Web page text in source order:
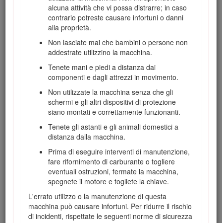
alcuna attività che vi possa distrarre; in caso
contrario potreste causare infortuni o danni
alla proprietà.
Non lasciate mai che bambini o persone non
addestrate utilizzino la macchina.
Tenete mani e piedi a distanza dai
componenti e dagli attrezzi in movimento.
Non utilizzate la macchina senza che gli
schermi e gli altri dispositivi di protezione
siano montati e correttamente funzionanti.
Tenete gli astanti e gli animali domestici a
distanza dalla macchina.
Prima di eseguire interventi di manutenzione,
fare rifornimento di carburante o togliere
eventuali ostruzioni, fermate la macchina,
spegnete il motore e togliete la chiave.
L'errato utilizzo o la manutenzione di questa
macchina può causare infortuni. Per ridurre il rischio
di incidenti, rispettate le seguenti norme di sicurezza
identificati dal simbolo di avvertimento (Figura2), che
segnala un pericolo in grado di provocare infortuni gravi o la
morte se non si osservano le precauzioni raccomandate.
Figura 2
Simbolo di allerta di sicurezza
Per evidenziare le informazioni vengono utilizzate due
Importanteindica informazioni di carattere
meccanico di particolare importanza e
Questo prodotto è conforme a tutte le direttive europee
pertinenti; vedere i dettagli nella Dichiarazione di Conformità
(DICO) specifica del prodotto, fornita a parte.
Costituisce una trasgressione al Codice delle Risorse
Pubbliche della California, Sezione 4442 o 4443, utilizzare o
azionare questo motore su terreno forestale, sottobosco o